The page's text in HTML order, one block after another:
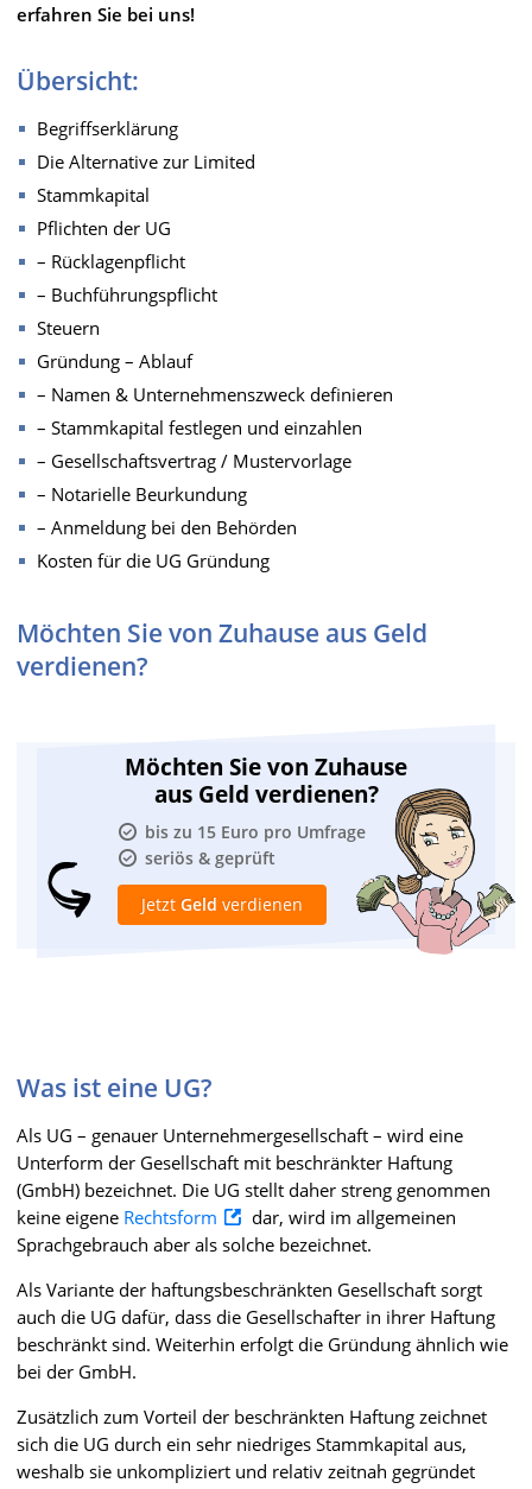
erfahren Sie bei uns!
Übersicht:
Begriffserklärung
Die Alternative zur Limited
Stammkapital
Pflichten der UG
– Rücklagenpflicht
– Buchführungspflicht
Steuern
Gründung – Ablauf
– Namen & Unternehmenszweck definieren
– Stammkapital festlegen und einzahlen
– Gesellschaftsvertrag / Mustervorlage
– Notarielle Beurkundung
– Anmeldung bei den Behörden
Kosten für die UG Gründung
Möchten Sie von Zuhause aus Geld
verdienen?
Möchten Sie von Zuhause
aus Geld verdienen?
bis zu 15 Euro pro Umfrage
seriös & geprüft
Jetzt Geld verdienen
Was ist eine UG?
Als UG – genauer Unternehmergesellschaft – wird eine
Unterform der Gesellschaft mit beschränkter Haftung
(GmbH) bezeichnet. Die UG stellt daher streng genommen
keine eigene Rechtsform
dar, wird im allgemeinen
Sprachgebrauch aber als solche bezeichnet.
Als Variante der haftungsbeschränkten Gesellschaft sorgt
auch die UG dafür, dass die Gesellschafter in ihrer Haftung
beschränkt sind. Weiterhin erfolgt die Gründung ähnlich wie
bei der GmbH.
Zusätzlich zum Vorteil der beschränkten Haftung zeichnet
sich die UG durch ein sehr niedriges Stammkapital aus,
weshalb sie unkompliziert und relativ zeitnah gegründet